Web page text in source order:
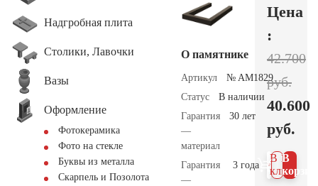
Надгробная плита
Столики, Лавочки
Вазы
Оформление
Фотокерамика
Фото на стекле
Буквы из металла
Скарпель и Позолота
О памятнике
Артикул
№ AM1829
Статус
В наличии
Гарантия
—
материал
30 лет
Гарантия
—
3 года
Цена
:
42.700
руб.
40.600
руб.
В
В 1
клик